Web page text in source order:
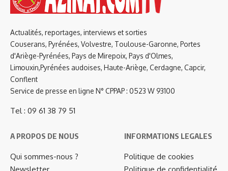
Actualités, reportages, interviews et sorties
Couserans, Pyrénées, Volvestre, Toulouse-Garonne, Portes
d'Ariège-Pyrénées, Pays de Mirepoix, Pays d'Olmes,
Limouxin,Pyrénées audoises, Haute-Ariège, Cerdagne, Capcir,
Conflent
Service de presse en ligne N° CPPAP : 0523 W 93100
Tel : 09 61 38 79 51
A PROPOS DE NOUS
Qui sommes-nous ?
INFORMATIONS LEGALES
Politique de cookies